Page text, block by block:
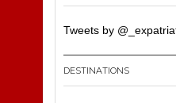
Tweets by
DESTINATIONS